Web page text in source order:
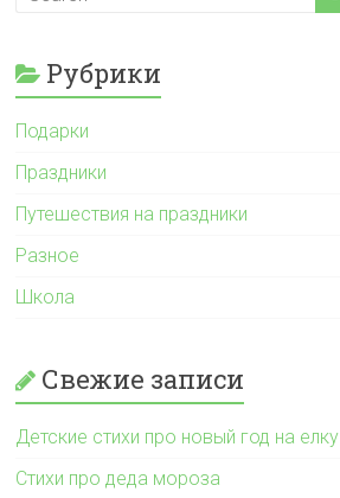
Рубрики
Подарки
Праздники
Путешествия на праздники
Разное
Школа
Свежие записи
Детские стихи про новый год на елку
Стихи про деда мороза